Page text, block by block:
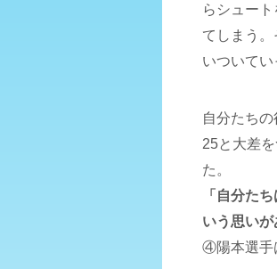
らシュー
てしまう
いついてい
自分たち
25と大差
た。
「自分た
いう思いが
④陽本選手